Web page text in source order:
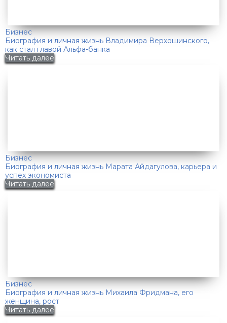
Бизнес
Биография и личная жизнь Владимира Верхошинского,
как стал главой Альфа-банка
Читать далее
Бизнес
Биография и личная жизнь Марата Айдагулова, карьера и
успех экономиста
Читать далее
Бизнес
Биография и личная жизнь Михаила Фридмана, его
женщина, рост
Читать далее